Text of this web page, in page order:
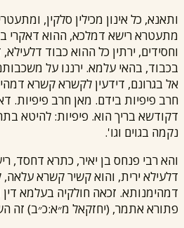
ותאנא, כל אינון מכילין סלקין,
מתעטרא רישא דמלכא, ההוא דאקרי
וחסידים, ירתין כל ההוא כבוד
בכבוד, בהאי עלמא. ירננו על
אל בגרונם, דידעין לקשרא קשרא
חרב פיפיות בידם. מאן חרב פיפיות.
דקודשא בריך הוא. פיפיות: להיטא
נקמה בגוים וגו'.
והארבי פנחס בן יאיר, כתרא דחסד,
דלעילא ירית, והוא קשיר קשרא
דמהימנותא. זכאה חולקיה בעלמא
פתורא אתמר, (יחזקאל מ״א:כ״ב) זה